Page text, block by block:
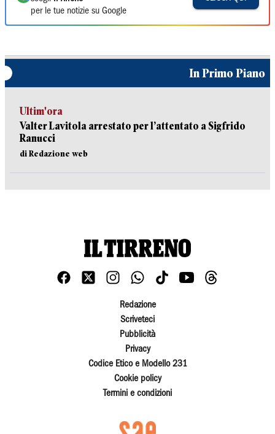
per le tue notizie su Google
In Primo Piano
Ultim'ora
Valter Lavitola arrestato per l’attentato a Sigfrido
Ranucci
di Redazione web
Redazione
Scriveteci
Pubblicità
Privacy
Codice Etico e Modello 231
Cookie policy
Termini e condizioni